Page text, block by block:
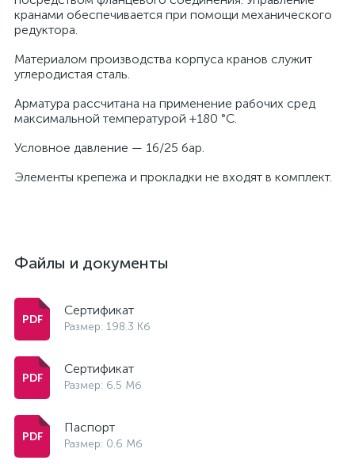
кранами обеспечивается при помощи механического
редуктора.
Материалом производства корпуса кранов служит
углеродистая сталь.
Арматура рассчитана на применение рабочих сред
максимальной температурой +180 °С.
Условное давление — 16/25 бар.
Элементы крепежа и прокладки не входят в комплект.
Файлы и документы
Сертификат
Размер: 198.3 Кб
Сертификат
Размер: 6.5 Мб
Паспорт
Размер: 0.6 Мб